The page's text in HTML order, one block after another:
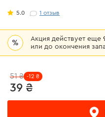
5.0 1отзыв
% Акция действует еще
или до окончения
39 ₴
51 ₴ -12 ₴